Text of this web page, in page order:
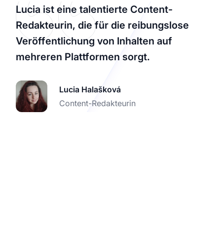
Lucia ist eine talentierte Content-
Redakteurin, die für die reibungslose
Veröffentlichung von Inhalten auf
mehreren Plattformen sorgt.
Lucia Halašková
Content-Redakteurin